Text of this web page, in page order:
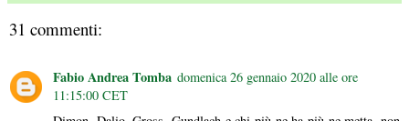
31 commenti:
Fabio Andrea Tomba domenica 26 gennaio 2020 alle ore
11:15:00 CET